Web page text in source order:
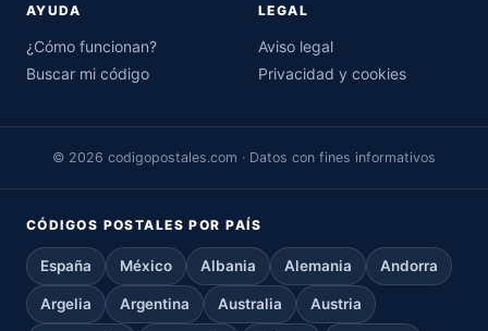
AYUDA
¿Cómo funcionan?
Buscar mi código
LEGAL
Aviso legal
Privacidad y cookies
© 2026 codigopostales.com · Datos con fines informativos
CÓDIGOS POSTALES POR PAÍS
España México Albania Alemania Andorra
Argelia Argentina Australia Austria